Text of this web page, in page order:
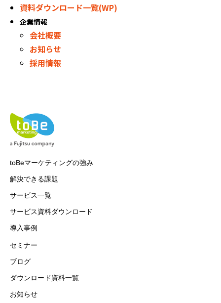
資料ダウンロード一覧(WP)
企業情報
会社概要
お知らせ
採用情報
toBeマーケティングの強み
解決できる課題
サービス一覧
サービス資料ダウンロード
導入事例
セミナー
ブログ
ダウンロード資料一覧
お知らせ